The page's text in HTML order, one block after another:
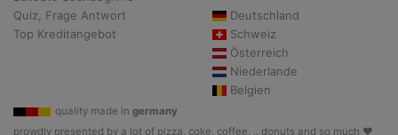
Quiz, Frage Antwort
Top Kreditangebot
Deutschland
Schweiz
Österreich
Niederlande
Belgien
quality made in germany
prowdly presented by a lot of pizza, coke, coffee, .. donuts and so much ♥